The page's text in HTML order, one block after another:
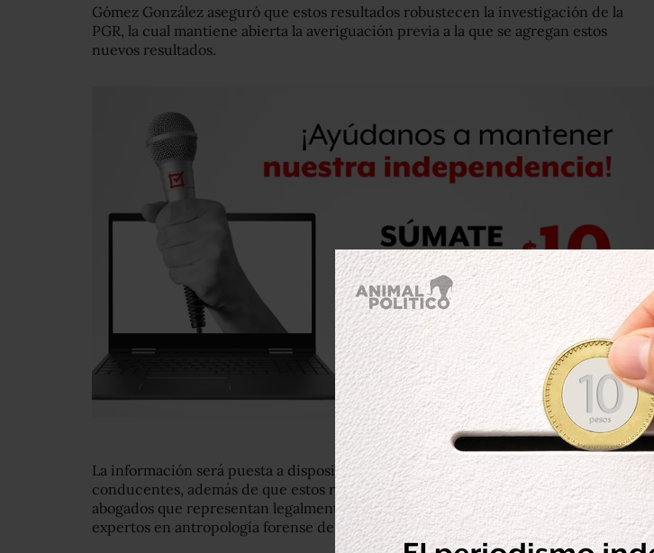
Gómez González aseguró que estos resultados robustecen la investigación de la
PGR, la cual mantiene abierta la averiguación previa a la que se agregan estos
nuevos resultados.
La información será puesta a disposición del juez para que valore las acciones
conducentes, además de que estos resultados ya les fueron comunicados a los
abogados que representan legalmente a los padres de los estudiantes y a los
expertos en antropología forense de Argentina.